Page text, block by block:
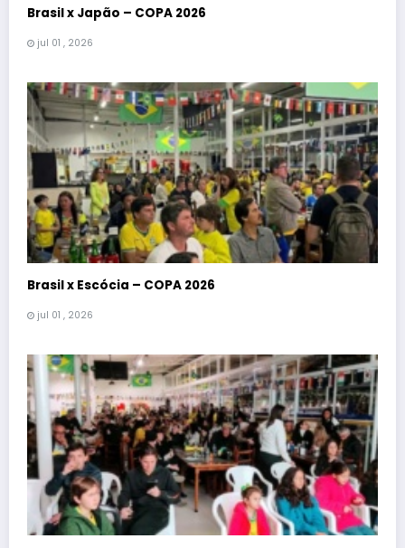
Brasil x Japão – COPA 2026
jul 01 , 2026
Brasil x Escócia – COPA 2026
jul 01 , 2026